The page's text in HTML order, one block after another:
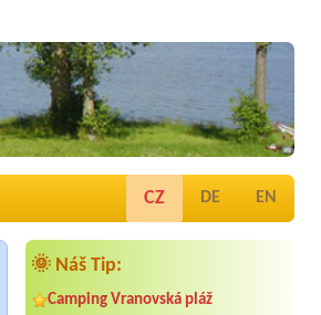
CZ DE EN
🌞 Náš Tip:
Camping Vranovská pláž